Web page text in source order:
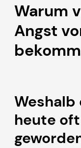
Warum
Angst
Weshalb
heute